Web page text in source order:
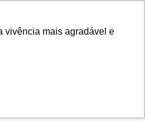
vivência mais agradável e